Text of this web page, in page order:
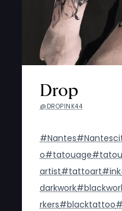
Drop
@DROPINK44
#Nantes
o#tatouage
artist#tattoart#ink
darkwork
rkers#blacktattoo